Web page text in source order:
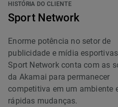
HISTÓRIA DO CLIENTE
Sport Network
Enorme potência no setor de
publicidade e mídia
Sport Network conta com as
da Akamai para permanecer
competitiva em um ambiente
rápidas mudanças.